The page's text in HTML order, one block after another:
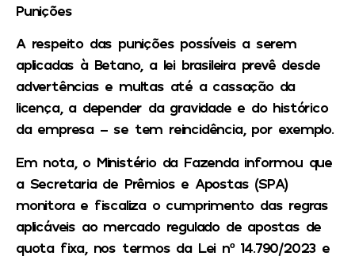
Punições
A respeito das punições possíveis a serem
aplicadas à Betano, a lei brasileira prevê desde
advertências e multas até a cassação da
licença, a depender da gravidade e do histórico
da empresa – se tem reincidência, por exemplo.
Em nota, o Ministério da Fazenda informou que
a Secretaria de Prêmios e Apostas (SPA)
monitora e fiscaliza o cumprimento das regras
aplicáveis ao mercado regulado de apostas de
quota fixa, nos termos da Lei nº 14.790/2023 e